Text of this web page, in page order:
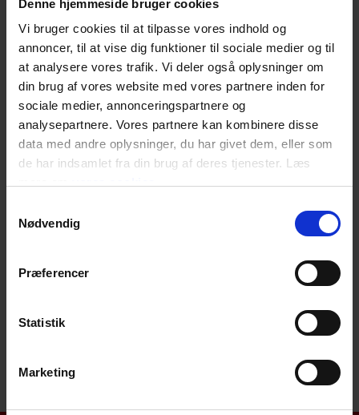
Denne hjemmeside bruger cookies
Vi bruger cookies til at tilpasse vores indhold og
annoncer, til at vise dig funktioner til sociale medier og til
at analysere vores trafik. Vi deler også oplysninger om
din brug af vores website med vores partnere inden for
sociale medier, annonceringspartnere og
analysepartnere. Vores partnere kan kombinere disse
data med andre oplysninger, du har givet dem, eller som
de har indsamlet fra din brug af deres tjenester. Læs
Nødvendig
Præferencer
Statistik
Marketing
typisk i rednings- og beredskabssituationer –
bærbar løsning med trykluftflaske.
Fordele:
Højeste sikkerhedsniveau
Egnet i eksplosive eller stærkt kontaminerede
miljøer
Egnet til lukkede rum og iltfattige områder
Begrænset mobilitet (ved fast luftkilde)
Anvendes i: lukkede rum, høj koncentration af